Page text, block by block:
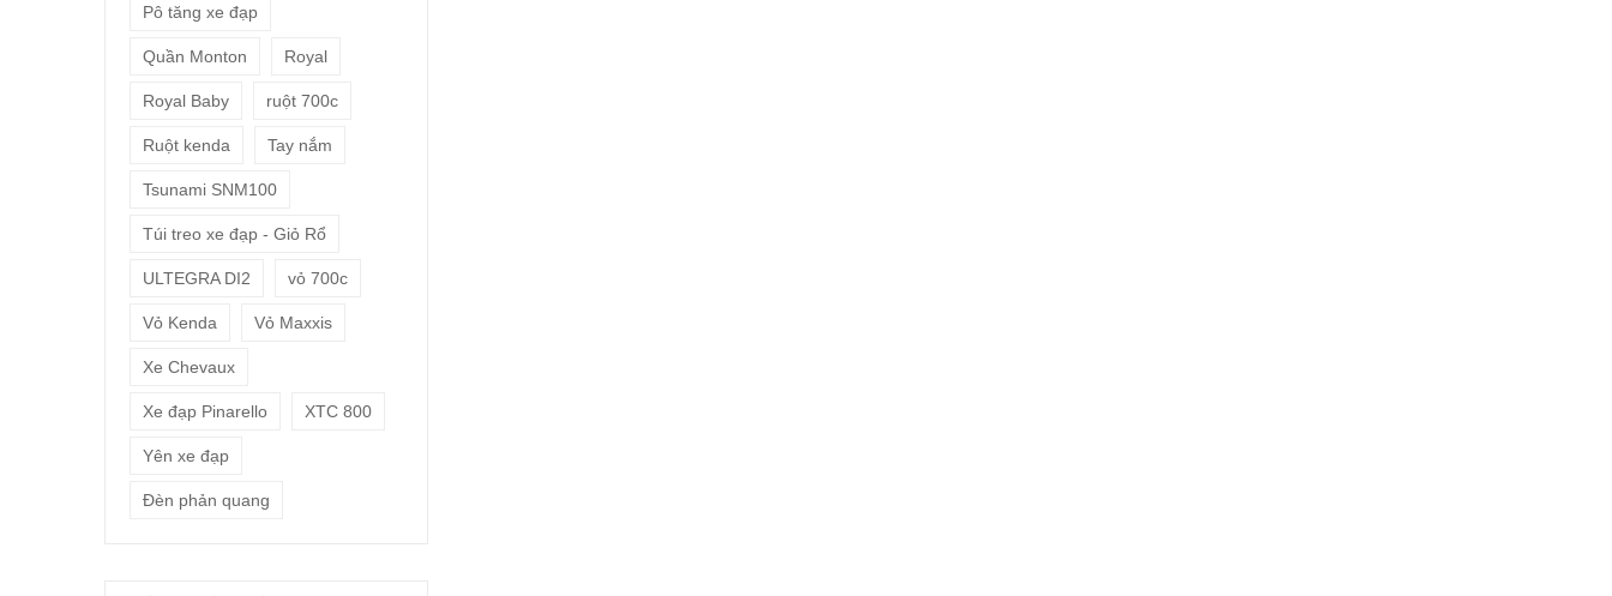
Pô tăng xe đạp
Quần Monton Royal
Royal Baby ruột 700c
Ruột kenda Tay nắm
Tsunami SNM100
Túi treo xe đạp - Giỏ Rổ
ULTEGRA DI2 vỏ 700c
Vỏ Kenda Vỏ Maxxis
Xe Chevaux
Xe đạp Pinarello XTC 800
Yên xe đạp
Đèn phản quang